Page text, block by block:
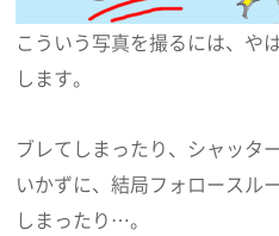
こういう写真を撮るには、や
します。
ブレてしまったり、シャッタ
いかずに、結局フォロースル
しまったり…。